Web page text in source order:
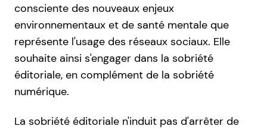
consciente des nouveaux enjeux
environnementaux et de santé mentale que
représente l'usage des réseaux sociaux. Elle
souhaite ainsi s'engager dans la sobriété
éditoriale, en complément de la sobriété
numérique.
La sobriété éditoriale n'induit pas d'arrêter de